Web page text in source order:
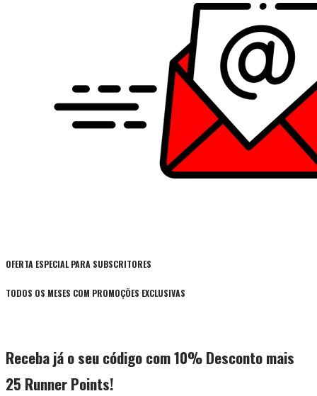
OFERTA ESPECIAL PARA SUBSCRITORES
TODOS OS MESES COM PROMOÇÕES EXCLUSIVAS
Receba já o seu código com 10% Desconto mais
25 Runner Points!